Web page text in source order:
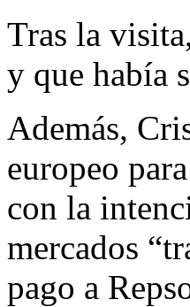
Tras la
y que había
Además,
europeo
con la
mercados
pago a